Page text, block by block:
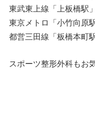
東武東上線「上板橋駅
東京メトロ「小竹向原
都営三田線「板橋本町
スポーツ整形外科もお